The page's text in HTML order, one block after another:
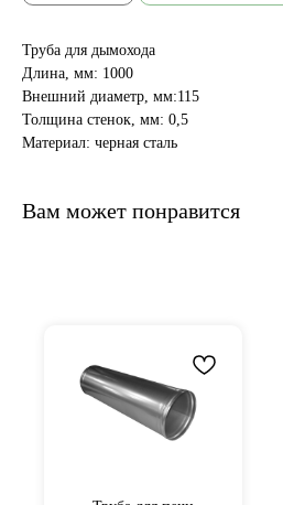
Труба для дымохода
Длина, мм: 1000
Внешний диаметр, мм:115
Толщина стенок, мм: 0,5
Материал: черная сталь
Вам может понравится